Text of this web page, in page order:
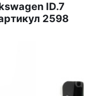
ID.7
2598